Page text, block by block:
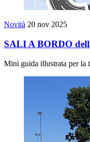
Novità 20 nov 2025
SALI A BORDO
Mini guida illustrata per la